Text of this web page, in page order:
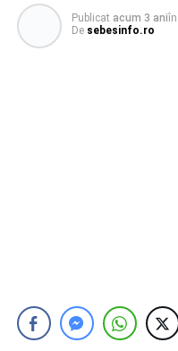
Publicat acum 3 aniîn
De sebesinfo.ro